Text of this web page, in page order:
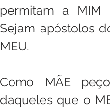
permitam a MIM
Sejam apóstolos
MEU.
Como MÃE
daqueles que o